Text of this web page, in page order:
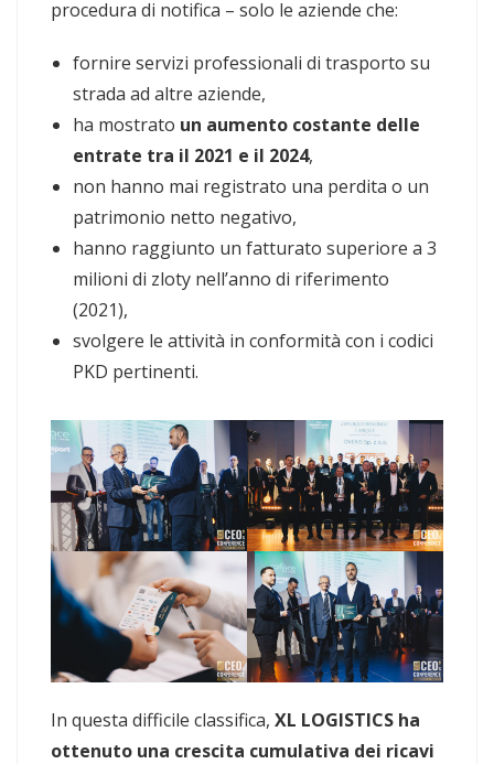
procedura di notifica – solo le aziende che:
fornire servizi professionali di trasporto su
strada ad altre aziende,
ha mostrato un aumento costante delle
entrate tra il 2021 e il 2024,
non hanno mai registrato una perdita o un
patrimonio netto negativo,
hanno raggiunto un fatturato superiore a 3
milioni di zloty nell’anno di riferimento
(2021),
svolgere le attività in conformità con i codici
PKD pertinenti.
In questa difficile classifica, XL LOGISTICS ha
ottenuto una crescita cumulativa dei ricavi